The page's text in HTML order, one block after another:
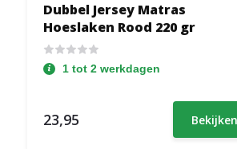
Dubbel Jersey Matras
Hoeslaken Rood 220 gr
1 tot 2 werkdagen
23,95 Bekijken